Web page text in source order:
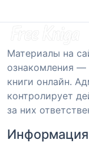
Материалы на
ознакомления —
книги онлайн.
контролирует
за них
Информация